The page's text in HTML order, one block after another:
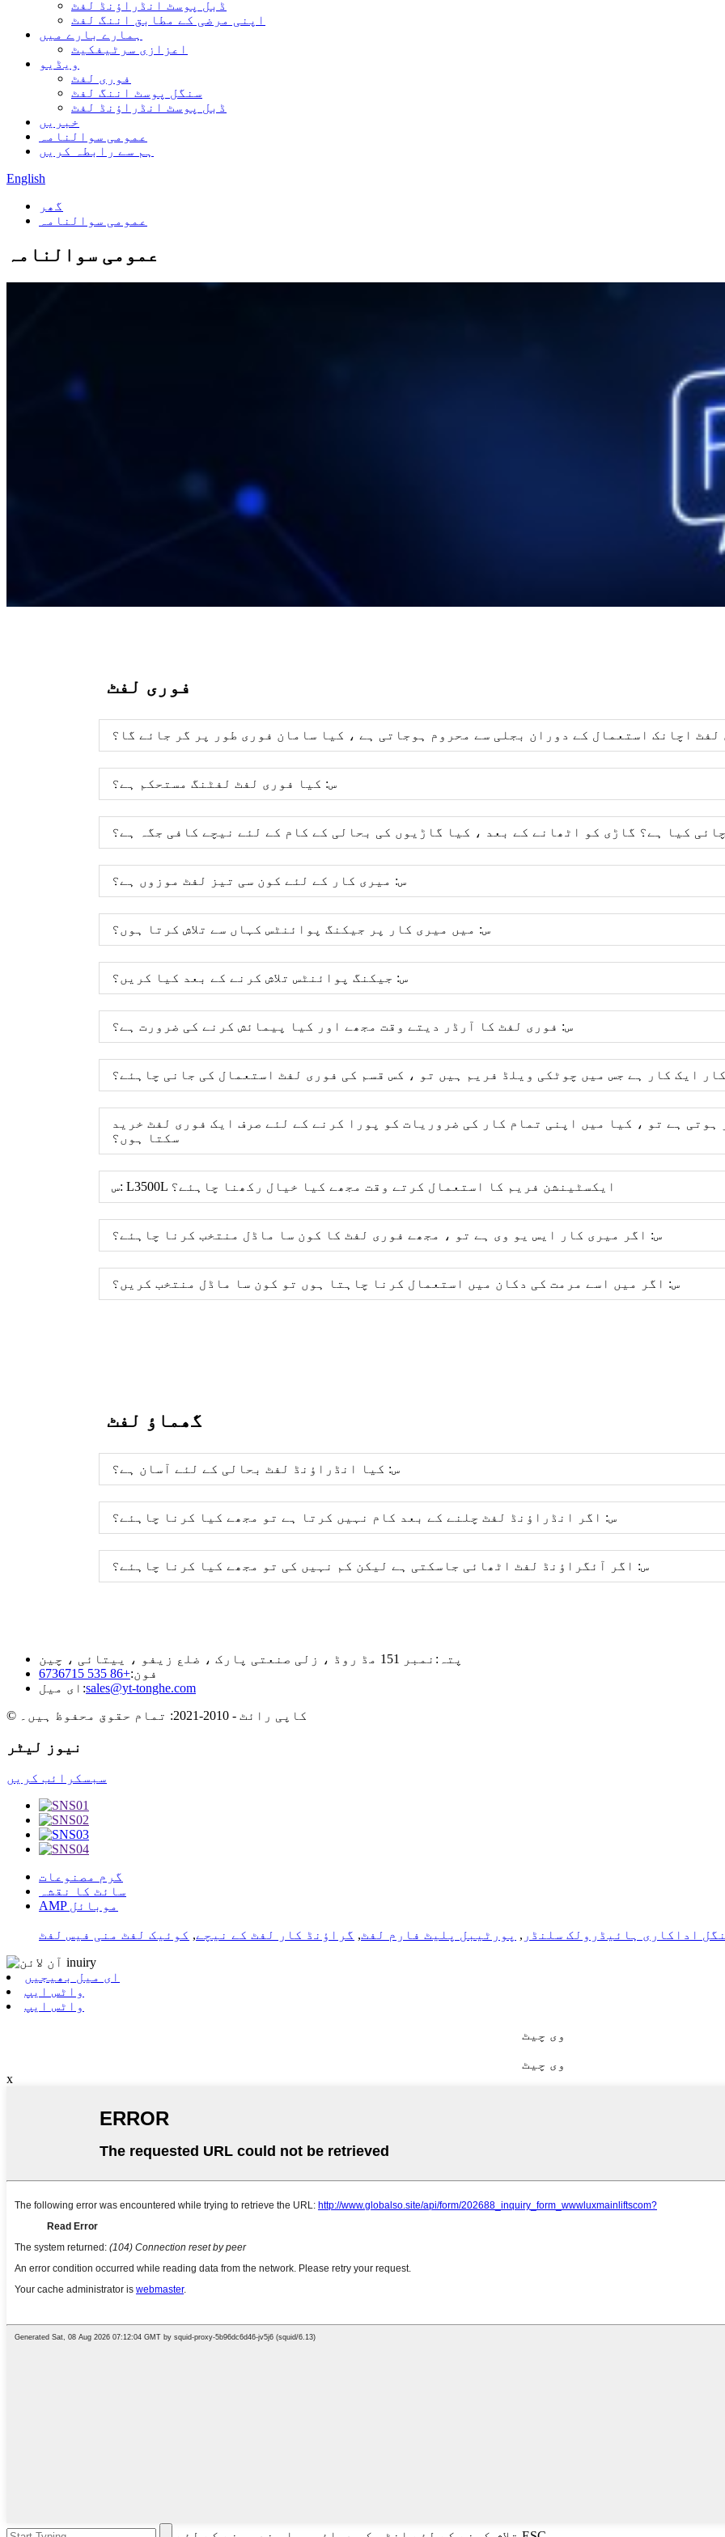
ڈبل پوسٹ انڈراؤنڈ لفٹ
اپنی مرضی کے مطابق اننگ لفٹ
ہمارے بارے میں
اعزازی سرٹیفکیٹ
ویڈیو
فوری لفٹ
سنگل پوسٹ اننگ لفٹ
ڈبل پوسٹ انڈراؤنڈ لفٹ
خبریں
عمومی سوالنامہ
ہم سے رابطہ کریں
English
گھر
عمومی سوالنامہ
عمومی سوالنامہ
فوری لفٹ
لفٹ اچانک استعمال کے دوران بجلی سے محروم ہوجاتی ہے ، کیا سامان فوری طور پر گر جائے گا؟
س: کیا فوری لفٹ لفٹنگ مستحکم ہے؟
کیا ہے؟ گاڑی کو اٹھانے کے بعد ، کیا گاڑیوں کی بحالی کے کام کے لئے نیچے کافی جگہ ہے؟
س: میری کار کے لئے کون سی تیز لفٹ موزوں ہے؟
س: میں میری کار پر جیکنگ پوائنٹس کہاں سے تلاش کرتا ہوں؟
س: جیکنگ پوائنٹس تلاش کرنے کے بعد کیا کریں؟
س: فوری لفٹ کا آرڈر دیتے وقت مجھے اور کیا پیمائش کرنے کی ضرورت ہے؟
ایک کار ہے جس میں چوٹکی ویلڈ فریم ہیں تو ، کس قسم کی فوری لفٹ استعمال کی جانی چاہئے؟
ہے تو ، کیا میں اپنی تمام کار کی ضروریات کو پورا کرنے کے لئے صرف ایک فوری لفٹ خرید
سکتا ہوں؟
س: L3500L ایکسٹینشن فریم کا استعمال کرتے وقت مجھے کیا خیال رکھنا چاہئے؟
س: اگر میری کار ایس یو وی ہے تو ، مجھے فوری لفٹ کا کون سا ماڈل منتخب کرنا چاہئے؟
س: اگر میں اسے مرمت کی دکان میں استعمال کرنا چاہتا ہوں تو کون سا ماڈل منتخب کریں؟
گھماؤ لفٹ
س: کیا انڈراؤنڈ لفٹ بحالی کے لئے آسان ہے؟
س: اگر انڈراؤنڈ لفٹ چلنے کے بعد کام نہیں کرتا ہے تو مجھے کیا کرنا چاہئے؟
س: اگر آئگراؤنڈ لفٹ اٹھائی جاسکتی ہے لیکن کم نہیں کی تو مجھے کیا کرنا چاہئے؟
پتہ: نمبر 151 مڈ روڈ ، زلی صنعتی پارک ، ضلع زیفو ، ییتائی ، چین
فون:+86 535 6736715
ای میل:sales@yt-tonghe.com
© کاپی رائٹ - 2010-2021: تمام حقوق محفوظ ہیں۔
نیوز لیٹر
سبسکرائب کریں
گرم مصنوعات
سائٹ کا نقشہ
AMP موبائل
اداکاری ہائیڈرولک سلنڈر , پورٹیبل پلیٹ فارم لفٹ, گراؤنڈ کار لفٹ کے نیچے, کوئیک لفٹ منی فیس لفٹ
ای میل بھیجیں
واٹس ایپ
واٹس ایپ
وی چیٹ
وی چیٹ
x